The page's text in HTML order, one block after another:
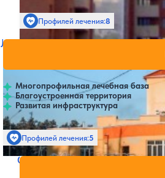
Профилей лечения:8
Лечебно-оздоровительный
Многопрофильная лечебная база
Благоустроенная территория
Развитая инфраструктура
Профилей лечения:5
Нет цен
Санаторий Хоту (Якуткурорт)
Нет цен